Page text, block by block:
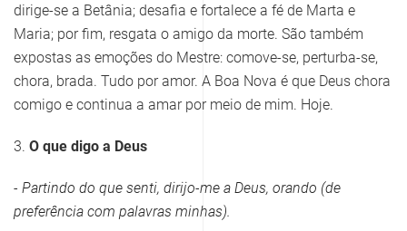
dirige-se a Betânia; desafia e fortalece a fé de Marta e
Maria; por fim, resgata o amigo da morte. São também
expostas as emoções do Mestre: comove-se, perturba-se,
chora, brada. Tudo por amor. A Boa Nova é que Deus chora
comigo e continua a amar por meio de mim. Hoje.
3. O que digo a Deus
- Partindo do que senti, dirijo-me a Deus, orando (de
preferência com palavras minhas).